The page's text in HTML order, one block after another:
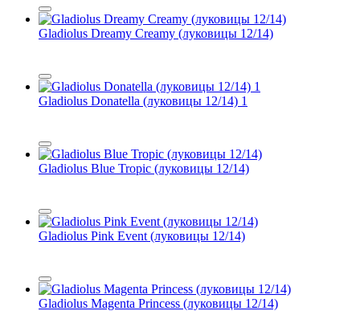
Gladiolus Dreamy Creamy (луковицы 12/14)
Gladiolus Donatella (луковицы 12/14) 1
Gladiolus Blue Tropic (луковицы 12/14)
Gladiolus Pink Event (луковицы 12/14)
Gladiolus Magenta Princess (луковицы 12/14)